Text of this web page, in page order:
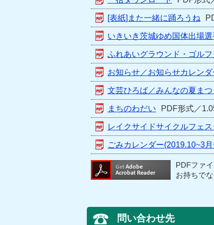
[表紙]また一緒に踊ろうね
いきいき茨城ゆめ国体出場選
ふれあいグラウンド・ゴル
お知らせ／お知らせカレンダ
文芸ひろば／みんなの夏まつ
まちのわだい PDF形式／
レイクサイドサイクルフェ
ごみカレンダー(2019.10~3
PDFファ
お持ちで
問い合わせ先